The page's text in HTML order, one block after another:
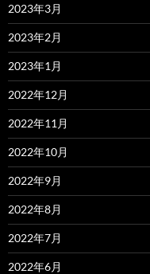
2023年3月
2023年2月
2023年1月
2022年12月
2022年11月
2022年10月
2022年9月
2022年8月
2022年7月
2022年6月